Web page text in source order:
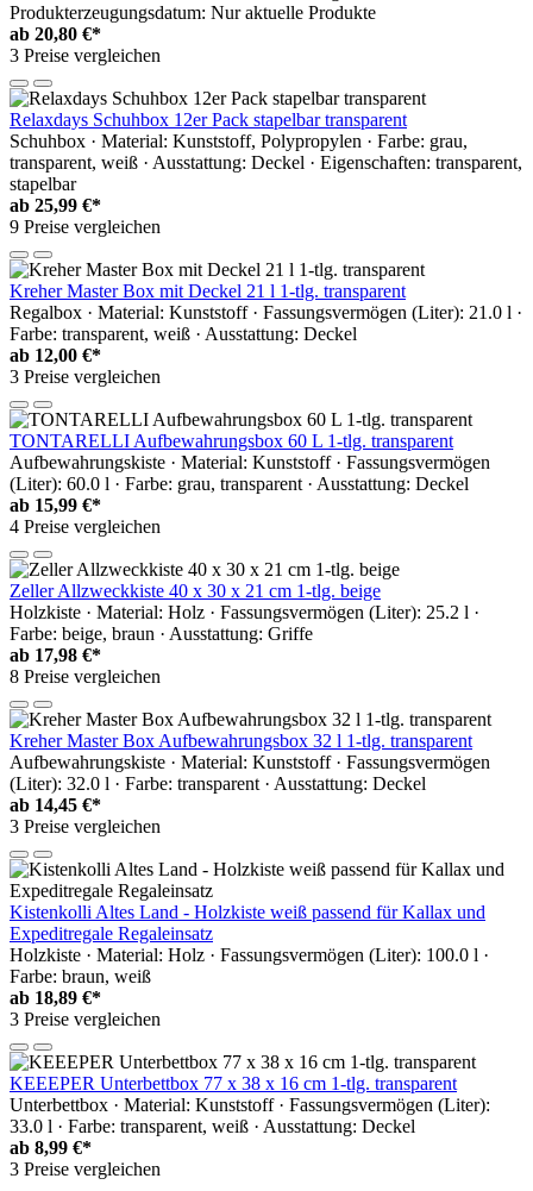
Produkterzeugungsdatum: Nur aktuelle Produkte
ab 20,80 €*
3 Preise vergleichen
Relaxdays Schuhbox 12er Pack stapelbar transparent
Schuhbox · Material: Kunststoff, Polypropylen · Farbe: grau,
transparent, weiß · Ausstattung: Deckel · Eigenschaften: transparent,
stapelbar
ab 25,99 €*
9 Preise vergleichen
Kreher Master Box mit Deckel 21 l 1-tlg. transparent
Regalbox · Material: Kunststoff · Fassungsvermögen (Liter): 21.0 l ·
Farbe: transparent, weiß · Ausstattung: Deckel
ab 12,00 €*
3 Preise vergleichen
TONTARELLI Aufbewahrungsbox 60 L 1-tlg. transparent
Aufbewahrungskiste · Material: Kunststoff · Fassungsvermögen
(Liter): 60.0 l · Farbe: grau, transparent · Ausstattung: Deckel
ab 15,99 €*
4 Preise vergleichen
Zeller Allzweckkiste 40 x 30 x 21 cm 1-tlg. beige
Holzkiste · Material: Holz · Fassungsvermögen (Liter): 25.2 l ·
Farbe: beige, braun · Ausstattung: Griffe
ab 17,98 €*
8 Preise vergleichen
Kreher Master Box Aufbewahrungsbox 32 l 1-tlg. transparent
Aufbewahrungskiste · Material: Kunststoff · Fassungsvermögen
(Liter): 32.0 l · Farbe: transparent · Ausstattung: Deckel
ab 14,45 €*
3 Preise vergleichen
Kistenkolli Altes Land - Holzkiste weiß passend für Kallax und
Expeditregale Regaleinsatz
Holzkiste · Material: Holz · Fassungsvermögen (Liter): 100.0 l ·
Farbe: braun, weiß
ab 18,89 €*
3 Preise vergleichen
KEEEPER Unterbettbox 77 x 38 x 16 cm 1-tlg. transparent
Unterbettbox · Material: Kunststoff · Fassungsvermögen (Liter):
33.0 l · Farbe: transparent, weiß · Ausstattung: Deckel
ab 8,99 €*
3 Preise vergleichen